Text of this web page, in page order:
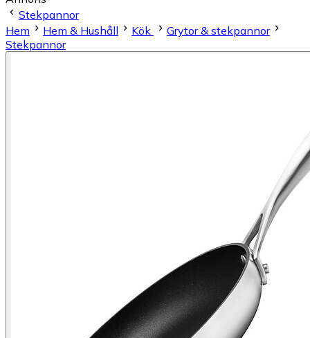
Stekpannor
Hem
Hem & Hushåll Kök
Grytor & stekpannor
Stekpannor